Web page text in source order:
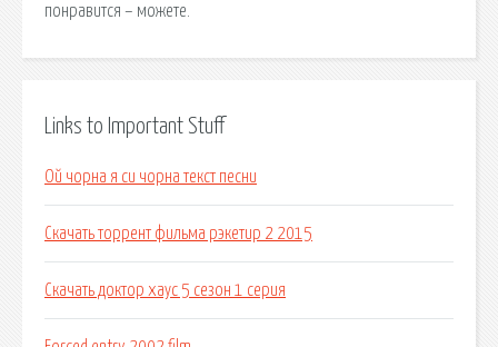
понравится – можете.
Links to Important Stuff
Ой чорна я си чорна текст песни
Скачать торрент фильма рэкетир 2 2015
Скачать доктор хаус 5 сезон 1 серия